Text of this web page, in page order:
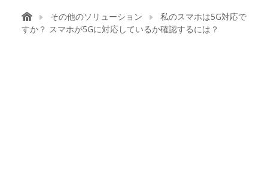
その他のソリューション
私のスマホは5G対応で
すか？ スマホが5Gに対応しているか確認するには？